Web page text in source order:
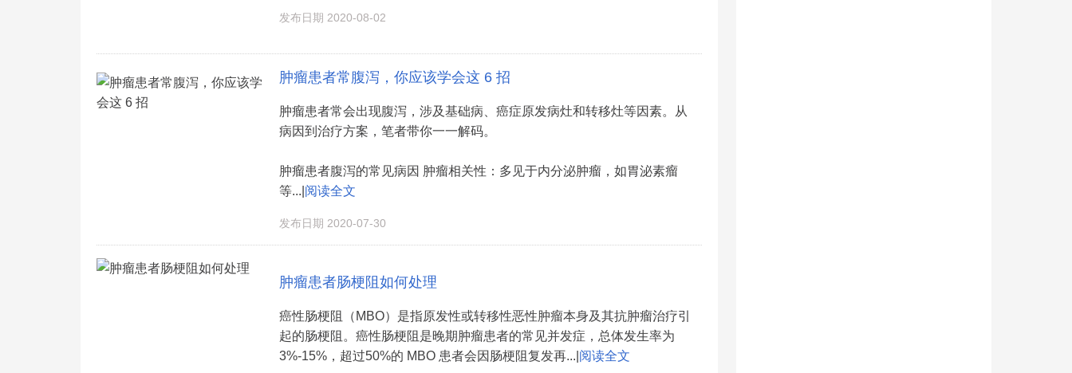
发布日期 2020-08-02
肿瘤患者常腹泻，你应该学会这 6 招
肿瘤患者常会出现腹泻，涉及基础病、癌症原发病灶和转移灶等因素。从
病因到治疗方案，笔者带你一一解码。
肿瘤患者腹泻的常见病因 肿瘤相关性：多见于内分泌肿瘤，如胃泌素瘤
等...| 阅读全文
发布日期 2020-07-30
肿瘤患者肠梗阻如何处理
癌性肠梗阻（MBO）是指原发性或转移性恶性肿瘤本身及其抗肿瘤治疗引
起的肠梗阻。癌性肠梗阻是晚期肿瘤患者的常见并发症，总体发生率为
3%-15%，超过50%的 MBO 患者会因肠梗阻复发再...| 阅读全文